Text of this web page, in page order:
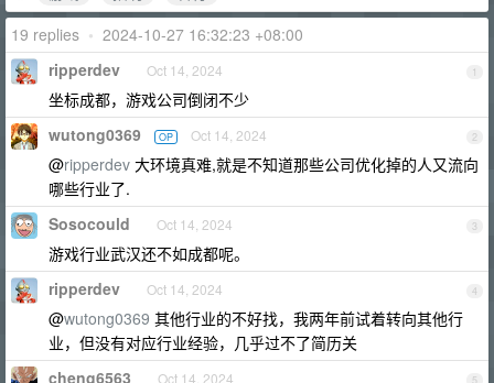
19 replies • 2024-10-27 16:32:23 +08:00
1
ripperdev Oct 14, 2024
坐标成都，游戏公司倒闭不少
2
wutong0369 OP Oct 14, 2024
@ripperdev 大环境真难,就是不知道那些公司优化掉的人又流向
哪些行业了.
3
Sosocould Oct 14, 2024
游戏行业武汉还不如成都呢。
4
ripperdev Oct 14, 2024
@wutong0369 其他行业的不好找，我两年前试着转向其他行
业，但没有对应行业经验，几乎过不了简历关
cheng6563 Oct 14, 2024